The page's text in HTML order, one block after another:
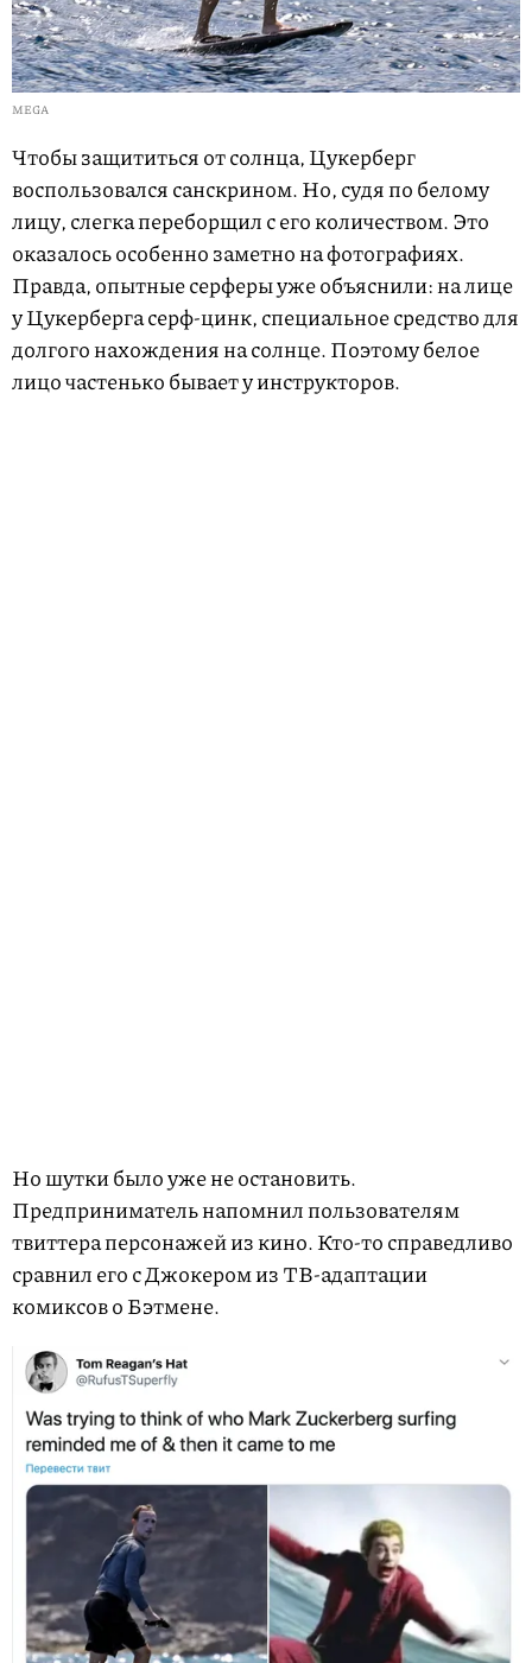
MEGA
Чтобы защититься от солнца, Цукерберг
воспользовался санскрином. Но, судя по белому
лицу, слегка переборщил с его количеством. Это
оказалось особенно заметно на фотографиях.
Правда, опытные серферы уже объяснили: на лице
у Цукерберга серф-цинк, специальное средство для
долгого нахождения на солнце. Поэтому белое
лицо частенько бывает у инструкторов.
Но шутки было уже не остановить.
Предприниматель напомнил пользователям
твиттера персонажей из кино. Кто-то справедливо
сравнил его с Джокером из ТВ-адаптации
комиксов о Бэтмене.